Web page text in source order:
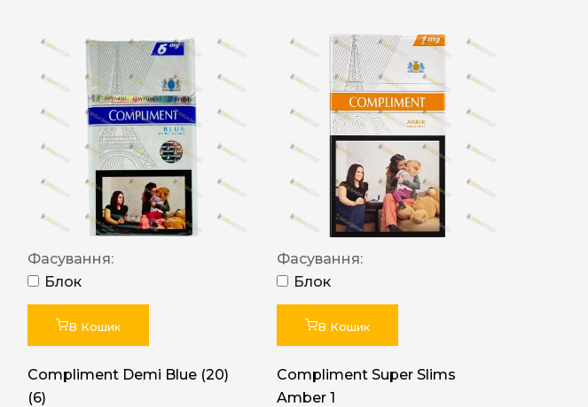
Фасування:
Блок
В Кошик
Compliment Demi Blue (20)
(6)
Фасування:
Блок
В Кошик
Compliment Super Slims
Amber 1